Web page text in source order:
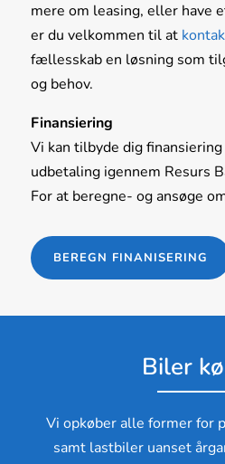
mere om leasing, eller have
er du velkommen til at
fællesskab en løsning som
og behov.
Finansiering
Vi kan tilbyde dig
udbetaling igennem Resurs
For at beregne- og ansøge
BEREGN FINANISERING
Biler
Vi opkøber alle former for
samt lastbiler uanset